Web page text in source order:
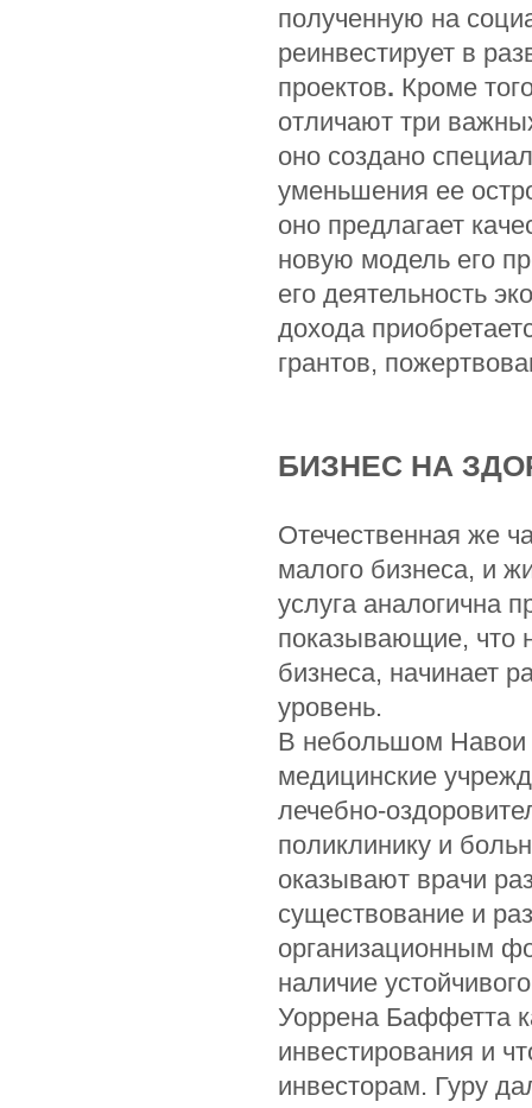
полученную на
реинвестирует в
проектов. Кроме
отличают три
оно создано
уменьшения ее
оно предлагает
новую модель его
его деятельность
дохода
грантов,
БИЗНЕС НА
Отечественная же
малого бизнеса, и
услуга аналогична
показывающие, что
бизнеса, начинает
уровень.
В небольшом Навои
медицинские
лечебно-
поликлинику и
оказывают врачи
существование и
организационным
наличие
Уоррена Баффетта
инвестирования и
инвесторам. Гуру